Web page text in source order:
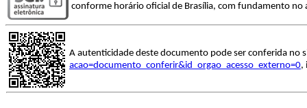
conforme horário oficial de Brasília, com fundamento no
A autenticidade deste documento pode ser conferida no
acao=documento_conferir&id_orgao_acesso_externo=0,